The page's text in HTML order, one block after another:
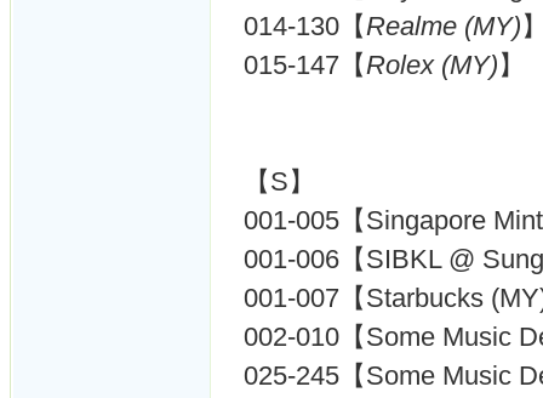
014-130【Realme (MY)
015-147【Rolex (MY)】
【S】
001-005【Singapore
001-006【SIBKL @
001-007【Starbucks
002-010【Some Music
025-245【Some Music